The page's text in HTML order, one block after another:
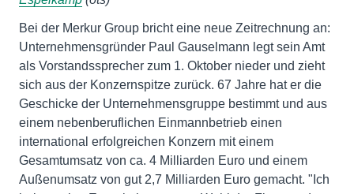
Bei der Merkur Group bricht eine neue Zeitrechnung an:
Unternehmensgründer Paul Gauselmann legt sein Amt
als Vorstandssprecher zum 1. Oktober nieder und zieht
sich aus der Konzernspitze zurück. 67 Jahre hat er die
Geschicke der Unternehmensgruppe bestimmt und aus
einem nebenberuflichen Einmannbetrieb einen
international erfolgreichen Konzern mit einem
Gesamtumsatz von ca. 4 Milliarden Euro und einem
Außenumsatz von gut 2,7 Milliarden Euro gemacht. "Ich